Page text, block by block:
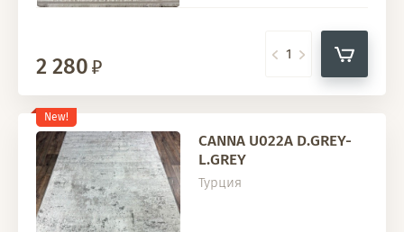
2 280
New!
CANNA U022A D.GREY-
L.GREY
Турция